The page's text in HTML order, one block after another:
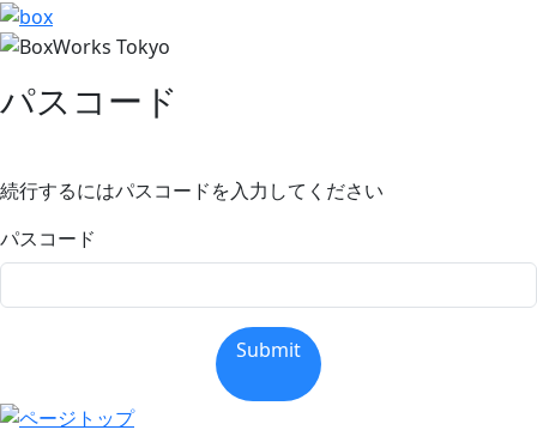
パスコード
続行するにはパスコードを入力してください
パスコード
Submit